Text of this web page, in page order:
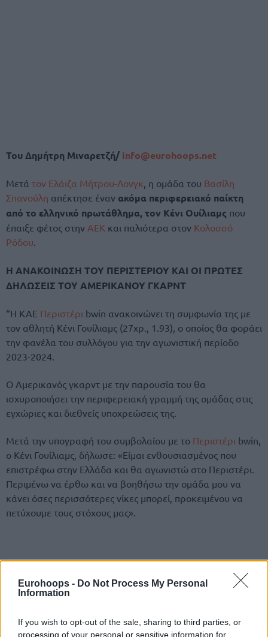
Eurohoops - Do Not Process My Personal
Information
If you wish to opt-out of the sale, sharing to third parties, or
processing of your personal or sensitive information for
Του Δημήτρη Μιναρετζή/ info@eurohoops.net
Μετά τον Ελάιζα Μήτρου-Λονγκ, η ομάδα του Βασίλη
Σπανούλη απέκτησε έναν ακόμα περιφερειακό παίκτη
από το ελληνικό πρωτάθλημα, τον Κένι Ουίλιαμς που
έπαιξε φέτος στην ΑΕΚ και παλιότερα στον Κολοσσό
Ρόδου.
Η ΑΝΑΚΟΙΝΩΣΗ ΤΟΥ ΠΕΡΙΣΤΕΡΙΟΥ ΚΑΙ ΟΙ ΠΡΩΤΕΣ
ΔΗΛΩΣΕΙΣ ΤΟΥ ΑΜΕΡΙΚΑΝΟΥ ΓΚΑΡΝΤ
“Η ΚΑΕ Περιστέρι bwin ανακοινώνει τη συμφωνία της με
τον αθλητή Κένι Γουίλιαμς (27χρ., 1.93), ο οποίος θα φοράει
την φανέλα του συλλόγου για την αγωνιστική περίοδο
2023-2024.
Ο Αμερικανός γκαρντ με την παρουσία του θα
ισχυροποιήσει την περιφερειακή γραμμή της ομάδας στις
εγχώριες και διεθνείς υποχρεώσεις της.
Μετά την υπογραφή του συμβολαίου με το Περιστέρι bwin,
ο Κένι Γουίλιαμς, δήλωσε: «Είμαι ενθουσιασμένος που
επιστρέφω στην Ελλάδα και θα αγωνιστώ στο Περιστέρι.
Περιμένω να έρθω και να βοηθήσω την ομάδα μου να
κάνει όσες περισσότερες νίκες μπορεί, προκειμένου να
πετύχουμε τους στόχους μας».